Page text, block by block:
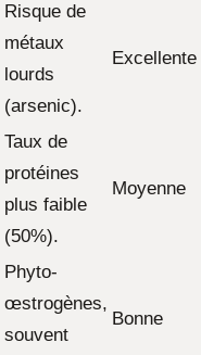
Risque de
métaux
lourds
(arsenic).
Excellente
Taux de
protéines
plus faible
(50%).
Moyenne
Phyto-
œstrogènes,
souvent
Bonne